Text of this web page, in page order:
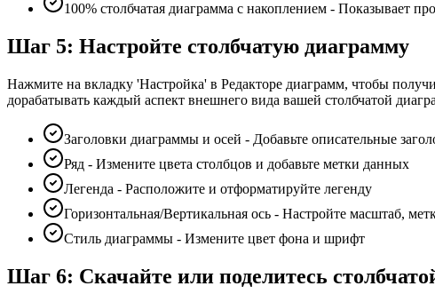
100% столбчатая диаграмма с накоплением - Показывает
Шаг 5: Настройте столбчатую диаграмму
Нажмите на вкладку 'Настройка' в Редакторе диаграмм, чтобы
дорабатывать каждый аспект внешнего вида вашей столбчатой
Заголовки диаграммы и осей - Добавьте описательные
Ряд - Измените цвета столбцов и добавьте метки данных
Легенда - Расположите и отформатируйте легенду
Горизонтальная/Вертикальная ось - Настройте масштаб,
Стиль диаграммы - Измените цвет фона и шрифт
Шаг 6: Скачайте или поделитесь